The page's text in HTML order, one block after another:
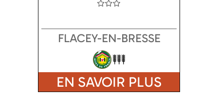
FLACEY-EN-BRESSE
EN SAVOIR PLUS